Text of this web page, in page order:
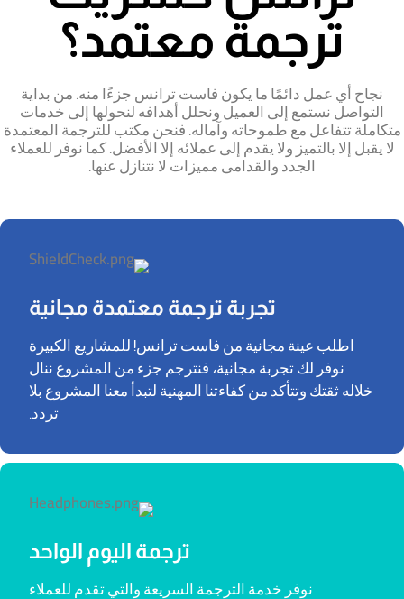
ترجمة معتمد؟
نجاح أي عمل دائمًا ما يكون فاست ترانس جزءًا منه. من بداية
التواصل نستمع إلى العميل ونحلل أهدافه لنحولها إلى خدمات
متكاملة تتفاعل مع طموحاته وآماله. فنحن مكتب للترجمة المعتمدة
لا يقبل إلا بالتميز ولا يقدم إلى عملائه إلا الأفضل. كما نوفر للعملاء
الجدد والقدامى مميزات لا نتنازل عنها.
تجربة ترجمة معتمدة مجانية
اطلب عينة مجانية من فاست ترانس! للمشاريع الكبيرة
نوفر لك تجربة مجانية، فنترجم جزء من المشروع ننال
خلاله ثقتك وتتأكد من كفاءتنا المهنية لتبدأ معنا المشروع بلا
تردد.
ترجمة اليوم الواحد
نوفر خدمة الترجمة السريعة والتي تقدم للعملاء